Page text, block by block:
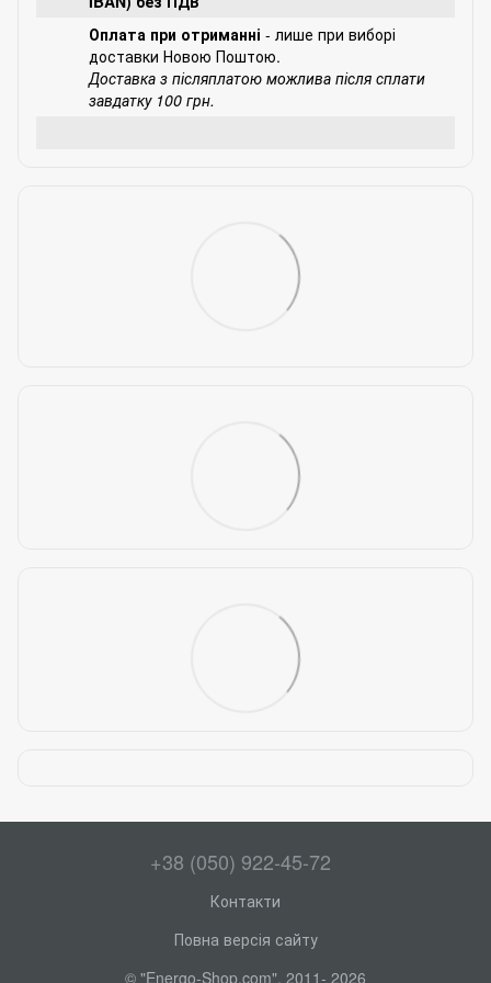
Оплата при отриманні - лише при виборі
доставки Новою Поштою.
Доставка з післяплатою можлива після сплати
завдатку 100 грн.
+38 (050) 922-45-72
Контакти
Повна версія сайту
© "Energo-Shop.com", 2011- 2026